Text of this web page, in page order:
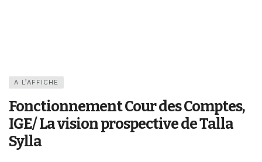
A L’AFFICHE
Fonctionnement Cour des Comptes,
IGE/ La vision prospective de Talla
Sylla